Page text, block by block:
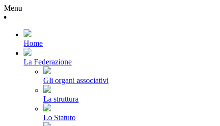
Menu
Home
La Federazione
Gli organi associativi
La struttura
Lo Statuto